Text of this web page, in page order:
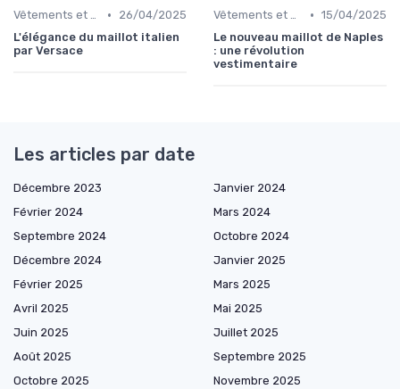
Vêtements et Chaussures de Sport •
26/04/2025
L'élégance du maillot italien
par Versace
Vêtements et Chaussures de Sport • 15/04/2025
Le nouveau maillot de Naples
: une révolution
vestimentaire
Les articles par date
Décembre 2023
Janvier 2024
Février 2024
Mars 2024
Septembre 2024
Octobre 2024
Décembre 2024
Janvier 2025
Février 2025
Mars 2025
Avril 2025
Mai 2025
Juin 2025
Juillet 2025
Août 2025
Septembre 2025
Octobre 2025
Novembre 2025